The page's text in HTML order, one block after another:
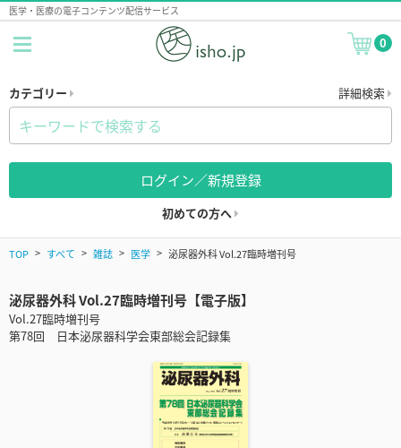
医学・医療の電子コンテンツ配信サービス
0
カテゴリー 詳細検索
ログイン／新規登録
初めての方へ
TOP すべて 雑誌 医学 泌尿器外科 Vol.27臨時増刊号
泌尿器外科 Vol.27臨時増刊号【電子版】
Vol.27臨時増刊号
第78回 日本泌尿器科学会東部総会記録集